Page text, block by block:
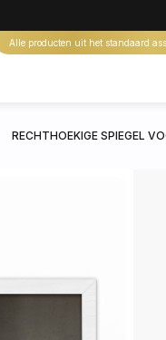
Alle producten uit het standaard
RECHTHOEKIGE SPIEGEL